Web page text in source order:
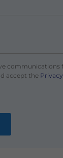
communications
accept the